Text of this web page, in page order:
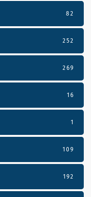
82
252
269
16
1
109
192